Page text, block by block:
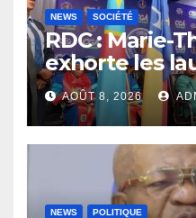
NEWS SOCIÉTÉ
RDC : Marie-
exhorte les
l’UNIKIN à
compétences
la nation
AOÛT 8, 2026
NEWS POLITIQUE